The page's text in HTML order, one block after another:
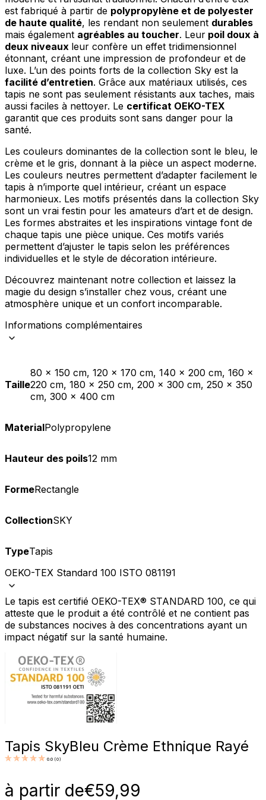
est fabriqué à partir de polypropylène et de polyester
de haute qualité, les rendant non seulement durables
mais également agréables au toucher. Leur poil doux à
deux niveaux leur confère un effet tridimensionnel
étonnant, créant une impression de profondeur et de
luxe. L’un des points forts de la collection Sky est la
facilité d’entretien. Grâce aux matériaux utilisés, ces
tapis ne sont pas seulement résistants aux taches, mais
aussi faciles à nettoyer. Le certificat OEKO-TEX
garantit que ces produits sont sans danger pour la
santé.
Les couleurs dominantes de la collection sont le bleu, le
crème et le gris, donnant à la pièce un aspect moderne.
Les couleurs neutres permettent d’adapter facilement le
tapis à n’importe quel intérieur, créant un espace
harmonieux. Les motifs présentés dans la collection Sky
sont un vrai festin pour les amateurs d’art et de design.
Les formes abstraites et les inspirations vintage font de
chaque tapis une pièce unique. Ces motifs variés
permettent d’ajuster le tapis selon les préférences
individuelles et le style de décoration intérieure.
Découvrez maintenant notre collection et laissez la
magie du design s’installer chez vous, créant une
atmosphère unique et un confort incomparable.
Informations complémentaires
Taille
80 x 150 cm, 120 x 170 cm, 140 x 200 cm, 160 x
220 cm, 180 x 250 cm, 200 x 300 cm, 250 x 350
cm, 300 x 400 cm
MaterialPolypropylene
Hauteur des poils12 mm
FormeRectangle
CollectionSKY
TypeTapis
OEKO-TEX Standard 100 ISTO 081191
Le tapis est certifié OEKO-TEX® STANDARD 100, ce qui
atteste que le produit a été contrôlé et ne contient pas
de substances nocives à des concentrations ayant un
impact négatif sur la santé humaine.
Tapis SkyBleu Crème Ethnique Rayé
0.0 (0)
à partir de€59,99
Rejeter
Enregistrer mes préférences
Accepter tout